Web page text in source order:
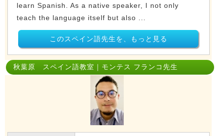
learn Spanish. As a native speaker, I not only
teach the language itself but also ...
このスペイン語先生を、もっと見る
秋葉原 スペイン語教室｜モンテス フランコ先生